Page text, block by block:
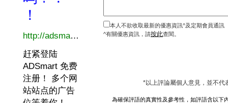
本人不欲收取最新的優惠資訊^及定期會員通訊
^有關優惠資訊，請按此查閱。
*以上評論屬個人意見，並不代
為確保評語的真實性及參考性，如評語含以下